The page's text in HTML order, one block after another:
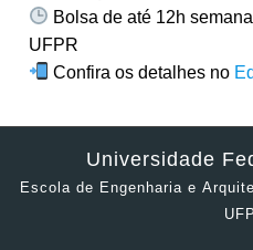
Bolsa de até 12h
UFPR
Confira os detalhes no
Universidade
Escola de Engenharia e